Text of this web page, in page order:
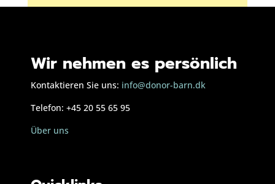
Wir nehmen es persönlich
Kontaktieren Sie uns: info@donor-barn.dk
Telefon: +45 20 55 65 95
Über uns